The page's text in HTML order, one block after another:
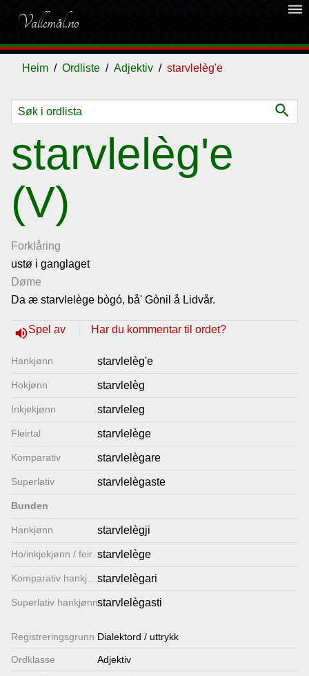
Vallemål.no
dehaze
Heim Ordliste Adjektiv starvlelèg'e
search
starvlelèg'e
(V)
Forklåring
ustø i ganglaget
Døme
Da æ starvlelège bògó, bå' Gònil å Lidvår.
volume_upSpel av Har du kommentar til ordet?
Hankjønn starvlelèg'e
Hokjønn starvlelèg
Inkjekjønn starvleleg
Fleirtal starvlelège
Komparativ starvlelègare
Superlativ starvlelègaste
Bunden
Hankjønn starvlelègji
Ho/inkjekjønn / feirtal
starvlelège
starvlelègari
Superlativ hankjønnstarvlelègasti
Registrerings­grunn Dialektord / uttrykk
Ordklasse Adjektiv
Ordliste
Om
vallemålet
Gjestebok
Nyhende
Lenkjer
Kontakt
oss